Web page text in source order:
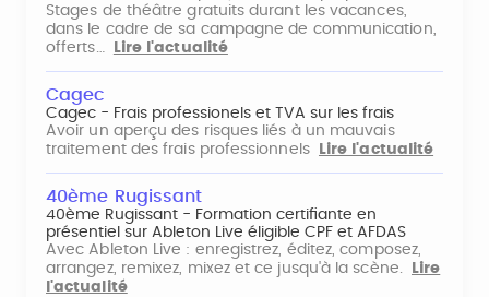
Stages de théâtre gratuits durant les vacances,
dans le cadre de sa campagne de communication,
offerts…
Lire l'actualité
Cagec
Cagec - Frais professionels et TVA sur les frais
Avoir un aperçu des risques liés à un mauvais
traitement des frais professionnels
Lire l'actualité
40ème Rugissant
40ème Rugissant - Formation certifiante en
présentiel sur Ableton Live éligible CPF et AFDAS
Avec Ableton Live : enregistrez, éditez, composez,
arrangez, remixez, mixez et ce jusqu'à la scène.
Lire
l'actualité